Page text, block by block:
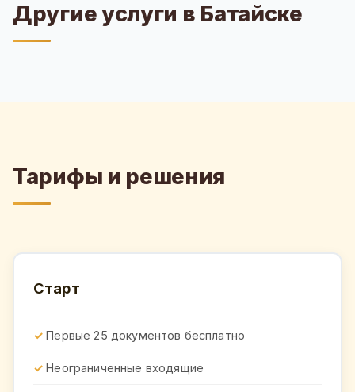
Другие услуги в Батайске
Тарифы и решения
Старт
Первые 25 документов бесплатно
Неограниченные входящие